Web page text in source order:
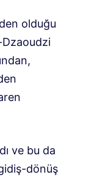
olduğu
Dzaoudzi
ve bu da
dönüş